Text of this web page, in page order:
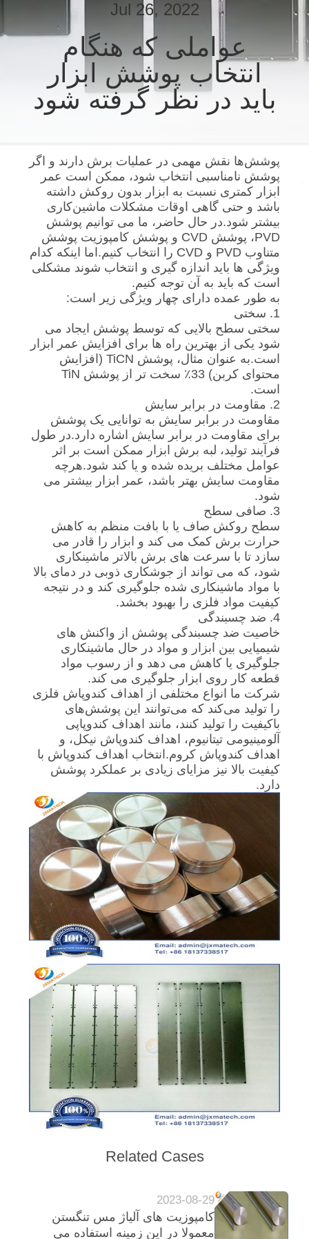
با
ما
تماس
موارد
درخواست
نقل
قول
نقشه
سایت
PRIVACY
POLICY
Jul 26, 2022
عواملی که هنگام
انتخاب پوشش ابزار
باید در نظر گرفته شود
پوشش‌ها نقش مهمی در عملیات برش دارند و اگر
پوشش نامناسبی انتخاب شود، ممکن است عمر
ابزار کمتری نسبت به ابزار بدون روکش داشته
باشد و حتی گاهی اوقات مشکلات ماشین‌کاری
بیشتر شود.در حال حاضر، ما می توانیم پوشش
PVD، پوشش CVD و پوشش کامپوزیت پوشش
متناوب PVD و CVD را انتخاب کنیم.اما اینکه کدام
ویژگی ها باید اندازه گیری و انتخاب شوند مشکلی
است که باید به آن توجه کنیم.
به طور عمده دارای چهار ویژگی زیر است:
1. سختی
سختی سطح بالایی که توسط پوشش ایجاد می
شود یکی از بهترین راه ها برای افزایش عمر ابزار
است.به عنوان مثال، پوشش TiCN (افزایش
محتوای کربن) 33٪ سخت تر از پوشش TiN
است.
2. مقاومت در برابر سایش
مقاومت در برابر سایش به توانایی یک پوشش
برای مقاومت در برابر سایش اشاره دارد.در طول
فرآیند تولید، لبه برش ابزار ممکن است بر اثر
عوامل مختلف بریده شده و یا کند شود.هرچه
مقاومت سایش بهتر باشد، عمر ابزار بیشتر می
شود.
3. صافی سطح
سطح روکش صاف یا با بافت منظم به کاهش
حرارت برش کمک می کند و ابزار را قادر می
سازد تا با سرعت های برش بالاتر ماشینکاری
شود، که می تواند از جوشکاری ذوبی در دمای بالا
با مواد ماشینکاری شده جلوگیری کند و در نتیجه
کیفیت مواد فلزی را بهبود بخشد.
4. ضد چسبندگی
خاصیت ضد چسبندگی پوشش از واکنش های
شیمیایی بین ابزار و مواد در حال ماشینکاری
جلوگیری یا کاهش می دهد و از رسوب مواد
قطعه کار روی ابزار جلوگیری می کند.
شرکت ما انواع مختلفی از اهداف کندوپاش فلزی
را تولید می‌کند که می‌توانند این پوشش‌های
باکیفیت را تولید کنند، مانند اهداف کندوپاپی
آلومینیومی تیتانیوم، اهداف کندوپاش نیکل، و
اهداف کندوپاش کروم.انتخاب اهداف کندوپاش با
کیفیت بالا نیز مزایای زیادی بر عملکرد پوشش
دارد.
Related Cases
2023-08-29
کامپوزیت های آلیاژ مس تنگستن
معمولا در این زمینه استفاده می